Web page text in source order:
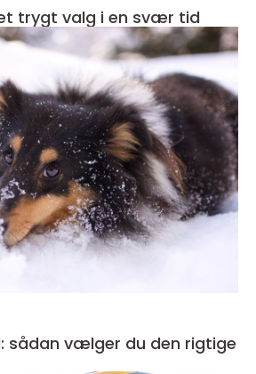
fyn et trygt valg i en svær tid
sådan vælger du den rigtige